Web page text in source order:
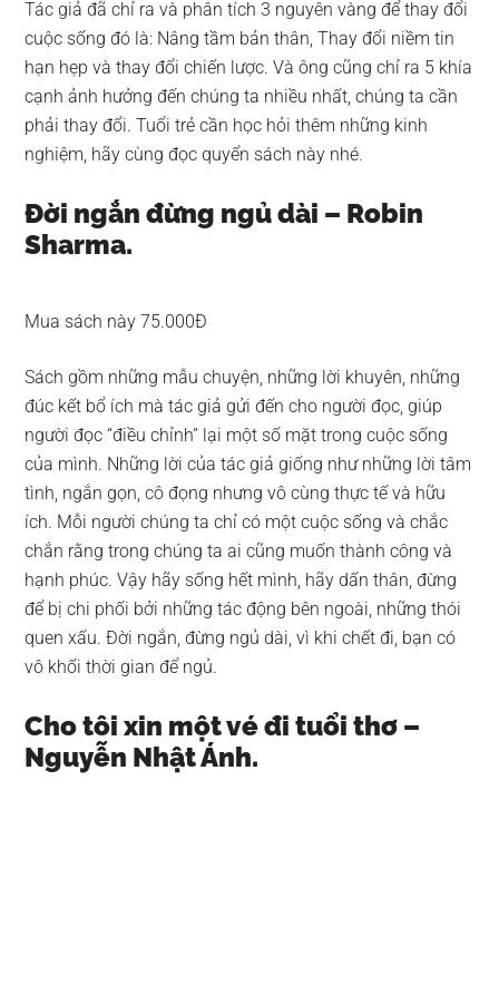
Tác giả đã chỉ ra và phân tích 3 nguyên vàng để thay đổi
cuộc sống đó là: Nâng tầm bản thân, Thay đổi niềm tin
hạn hẹp và thay đổi chiến lược. Và ông cũng chỉ ra 5 khía
cạnh ảnh hưởng đến chúng ta nhiều nhất, chúng ta cần
phải thay đổi. Tuổi trẻ cần học hỏi thêm những kinh
nghiệm, hãy cùng đọc quyển sách này nhé.
Đời ngắn đừng ngủ dài – Robin
Sharma.
Mua sách này 75.000Đ
Sách gồm những mẫu chuyện, những lời khuyên, những
đúc kết bổ ích mà tác giả gửi đến cho người đọc, giúp
người đọc “điều chỉnh” lại một số mặt trong cuộc sống
của mình. Những lời của tác giả giống như những lời tâm
tình, ngắn gọn, cô đọng nhưng vô cùng thực tế và hữu
ích. Mỗi người chúng ta chỉ có một cuộc sống và chắc
chắn rằng trong chúng ta ai cũng muốn thành công và
hạnh phúc. Vậy hãy sống hết mình, hãy dấn thân, đừng
để bị chi phối bởi những tác động bên ngoài, những thói
quen xấu. Đời ngắn, đừng ngủ dài, vì khi chết đi, bạn có
vô khối thời gian để ngủ.
Cho tôi xin một vé đi tuổi thơ –
Nguyễn Nhật Ánh.